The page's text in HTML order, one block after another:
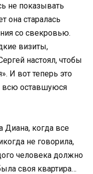
не показывать
она старалась
со свекровью.
визиты,
настоял, чтобы
И вот теперь это
всю оставшуюся
Диана, когда все
не говорила,
человека должно
своя квартира…